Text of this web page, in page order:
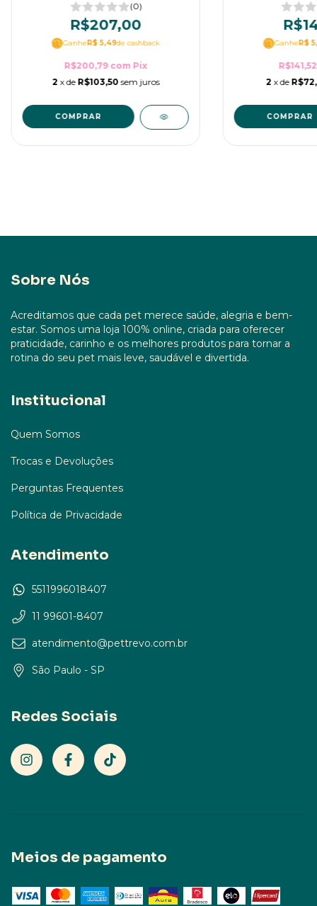
(0)
R$207,00
GanheR$ 5,49de cashback
R$200,79 com Pix
2 x de R$103,50 sem juros
GanheR$
2 x de
Sobre Nós
Acreditamos que cada pet merece saúde, alegria e bem-
estar. Somos uma loja 100% online, criada para oferecer
praticidade, carinho e os melhores produtos para tornar a
rotina do seu pet mais leve, saudável e divertida.
Institucional
Quem Somos
Trocas e Devoluções
Perguntas Frequentes
Política de Privacidade
Atendimento
5511996018407
11 99601-8407
atendimento@pettrevo.com.br
São Paulo - SP
Redes Sociais
Meios de pagamento